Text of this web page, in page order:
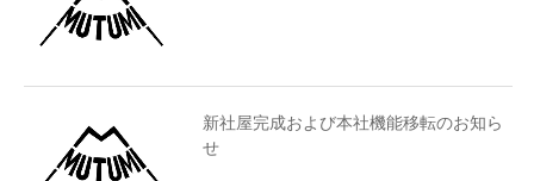
新社屋完成および本社機能移転のお知ら
せ